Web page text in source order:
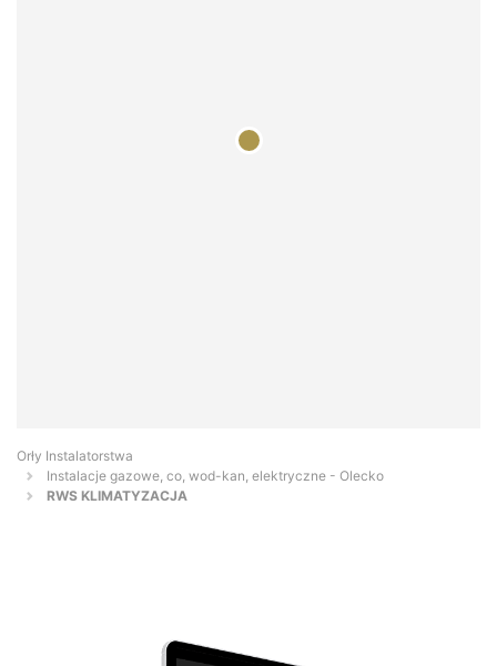
Orły Instalatorstwa
Instalacje gazowe, co, wod-kan, elektryczne - Olecko
RWS KLIMATYZACJA